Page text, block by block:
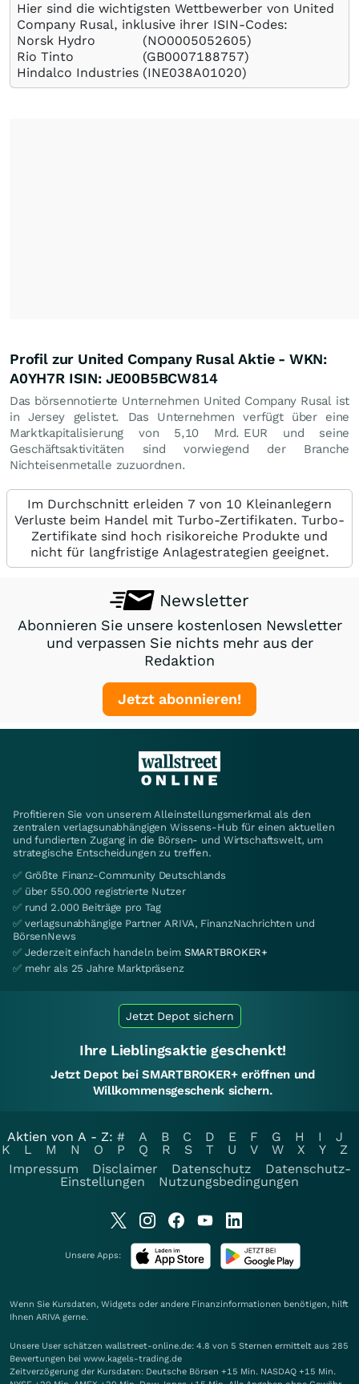
Hier sind die wichtigsten Wettbewerber von United
Company Rusal, inklusive ihrer ISIN-Codes:
Norsk Hydro
(NO0005052605)
Rio Tinto
(GB0007188757)
Hindalco Industries (INE038A01020)
Profil zur United Company Rusal Aktie - WKN:
A0YH7R ISIN: JE00B5BCW814
Das börsennotierte Unternehmen United Company Rusal ist
in Jersey gelistet. Das Unternehmen verfügt über eine
Marktkapitalisierung von 5,10 Mrd. EUR und seine
Geschäftsaktivitäten sind vorwiegend der Branche
Nichteisenmetalle zuzuordnen.
Im Durchschnitt erleiden 7 von 10 Kleinanlegern
Verluste beim Handel mit Turbo-Zertifikaten. Turbo-
Zertifikate sind hoch risikoreiche Produkte und
nicht für langfristige Anlagestrategien geeignet.
Newsletter
Abonnieren Sie unsere kostenlosen Newsletter
und verpassen Sie nichts mehr aus der
Redaktion
Jetzt abonnieren!
Profitieren Sie von unserem Alleinstellungsmerkmal als den
zentralen verlagsunabhängigen Wissens-Hub für einen aktuellen
und fundierten Zugang in die Börsen- und Wirtschaftswelt, um
strategische Entscheidungen zu treffen.
✅ Größte Finanz-Community Deutschlands
✅ über 550.000 registrierte Nutzer
✅ rund 2.000 Beiträge pro Tag
✅ verlagsunabhängige Partner ARIVA, FinanzNachrichten und
BörsenNews
✅ Jederzeit einfach handeln beim SMARTBROKER+
✅ mehr als 25 Jahre Marktpräsenz
Jetzt Depot sichern
Ihre Lieblingsaktie geschenkt!
Jetzt Depot bei SMARTBROKER+ eröffnen und
Willkommensgeschenk sichern.
Aktien von A - Z: # A B C D E F G H I
J
K
L M N O P Q R S T U V W X Y
Z
Impressum
Disclaimer Datenschutz
Datenschutz-
Einstellungen
Nutzungsbedingungen
Unsere Apps:
Wenn Sie Kursdaten, Widgets oder andere Finanzinformationen benötigen, hilft
Ihnen ARIVA gerne.
Unsere User schätzen wallstreet-online.de: 4.8 von 5 Sternen ermittelt aus 285
Bewertungen bei www.kagels-trading.de
Zeitverzögerung der Kursdaten: Deutsche Börsen +15 Min. NASDAQ +15 Min.